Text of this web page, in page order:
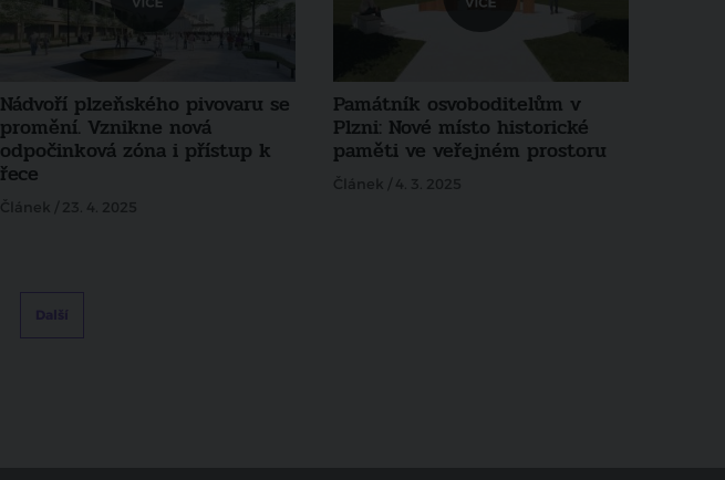
Nádvoří plzeňského pivovaru se
promění. Vznikne nová
odpočinková zóna i přístup k
řece
Článek / 23. 4. 2025
Památník osvoboditelům v
Plzni: Nové místo historické
paměti ve veřejném prostoru
Článek / 4. 3. 2025